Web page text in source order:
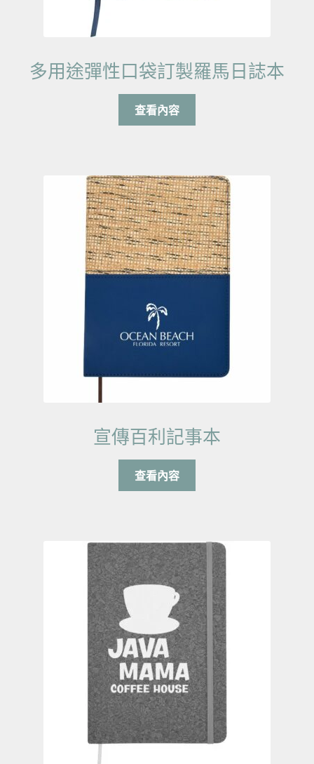
多用途彈性口袋訂製羅馬日誌本
查看內容
宣傳百利記事本
查看內容